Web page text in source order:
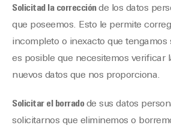
Solicitad la correcciónde los datos
que poseemos. Esto le permite
incompleto o inexacto que tengamos
es posible que necesitemos verificar
nuevos datos que nos proporciona.
Solicitar el borradode sus datos
solicitarnos que eliminemos o